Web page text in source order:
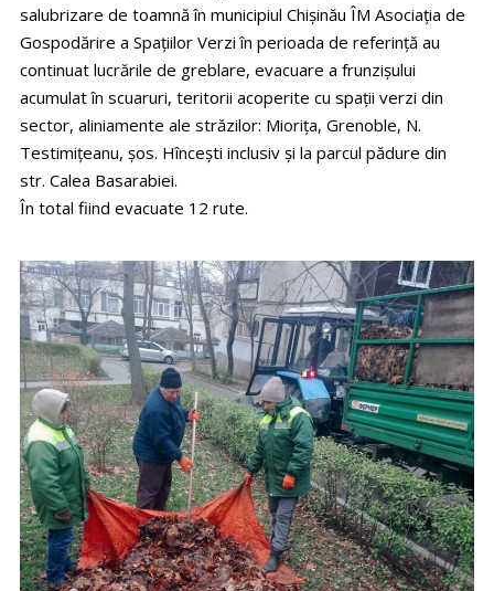
salubrizare de toamnă în municipiul Chișinău ÎM Asociația de
Gospodărire a Spațiilor Verzi în perioada de referință au
continuat lucrările de greblare, evacuare a frunzișului
acumulat în scuaruri, teritorii acoperite cu spații verzi din
sector, aliniamente ale străzilor: Miorița, Grenoble, N.
Testimițeanu, șos. Hîncești inclusiv și la parcul pădure din
str. Calea Basarabiei.
În total fiind evacuate 12 rute.